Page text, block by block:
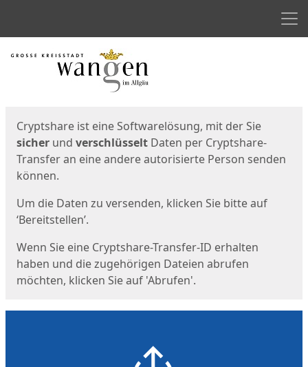
Start
Cryptshare ist eine Softwarelösung, mit der Sie
sicher und verschlüsselt Daten per Cryptshare-
Transfer an eine andere autorisierte Person senden
können.
Um die Daten zu versenden, klicken Sie bitte auf
‘Bereitstellen’.
Wenn Sie eine Cryptshare-Transfer-ID erhalten
haben und die zugehörigen Dateien abrufen
möchten, klicken Sie auf 'Abrufen'.